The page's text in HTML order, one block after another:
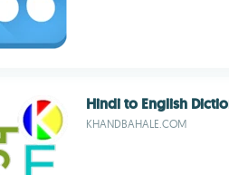
Hindi to English
KHANDBAHALE.COM